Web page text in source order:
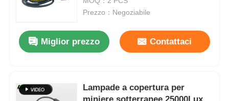
Richiedere un preventivo
Lampada per cappuccio da miniera senza fili
Prezzo：Negoziabile
Miglior prezzo Contattaci
Lampade a copertura per
miniere sotterranee 25000Lux,